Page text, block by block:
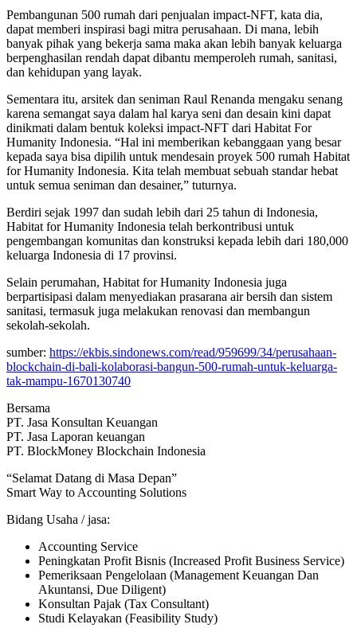
Pembangunan 500 rumah dari penjualan impact-NFT, kata dia,
dapat memberi inspirasi bagi mitra perusahaan. Di mana, lebih
banyak pihak yang bekerja sama maka akan lebih banyak keluarga
berpenghasilan rendah dapat dibantu memperoleh rumah, sanitasi,
dan kehidupan yang layak.
Sementara itu, arsitek dan seniman Raul Renanda mengaku senang
karena semangat saya dalam hal karya seni dan desain kini dapat
dinikmati dalam bentuk koleksi impact-NFT dari Habitat For
Humanity Indonesia. “Hal ini memberikan kebanggaan yang besar
kepada saya bisa dipilih untuk mendesain proyek 500 rumah Habitat
for Humanity Indonesia. Kita telah membuat sebuah standar hebat
untuk semua seniman dan desainer,” tuturnya.
Berdiri sejak 1997 dan sudah lebih dari 25 tahun di Indonesia,
Habitat for Humanity Indonesia telah berkontribusi untuk
pengembangan komunitas dan konstruksi kepada lebih dari 180,000
keluarga Indonesia di 17 provinsi.
Selain perumahan, Habitat for Humanity Indonesia juga
berpartisipasi dalam menyediakan prasarana air bersih dan sistem
sanitasi, termasuk juga melakukan renovasi dan membangun
sekolah-sekolah.
sumber: https://ekbis.sindonews.com/read/959699/34/perusahaan-
blockchain-di-bali-kolaborasi-bangun-500-rumah-untuk-keluarga-
tak-mampu-1670130740
Bersama
PT. Jasa Konsultan Keuangan
PT. Jasa Laporan keuangan
PT. BlockMoney Blockchain Indonesia
“Selamat Datang di Masa Depan”
Smart Way to Accounting Solutions
Bidang Usaha / jasa:
Accounting Service
Peningkatan Profit Bisnis (Increased Profit Business Service)
Pemeriksaan Pengelolaan (Management Keuangan Dan
Akuntansi, Due Diligent)
Konsultan Pajak (Tax Consultant)
Studi Kelayakan (Feasibility Study)